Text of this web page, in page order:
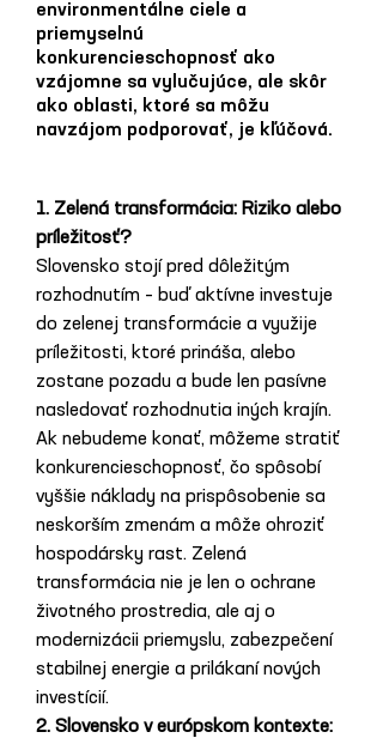
environmentálne ciele a
priemyselnú
konkurencieschopnosť ako
vzájomne sa vylučujúce, ale skôr
ako oblasti, ktoré sa môžu
navzájom podporovať, je kľúčová.
1. Zelená transformácia: Riziko alebo
príležitosť?
Slovensko stojí pred dôležitým
rozhodnutím – buď aktívne investuje
do zelenej transformácie a využije
príležitosti, ktoré prináša, alebo
zostane pozadu a bude len pasívne
nasledovať rozhodnutia iných krajín.
Ak nebudeme konať, môžeme stratiť
konkurencieschopnosť, čo spôsobí
vyššie náklady na prispôsobenie sa
neskorším zmenám a môže ohroziť
hospodársky rast. Zelená
transformácia nie je len o ochrane
životného prostredia, ale aj o
modernizácii priemyslu, zabezpečení
stabilnej energie a prilákaní nových
investícií.
2. Slovensko v európskom kontexte: